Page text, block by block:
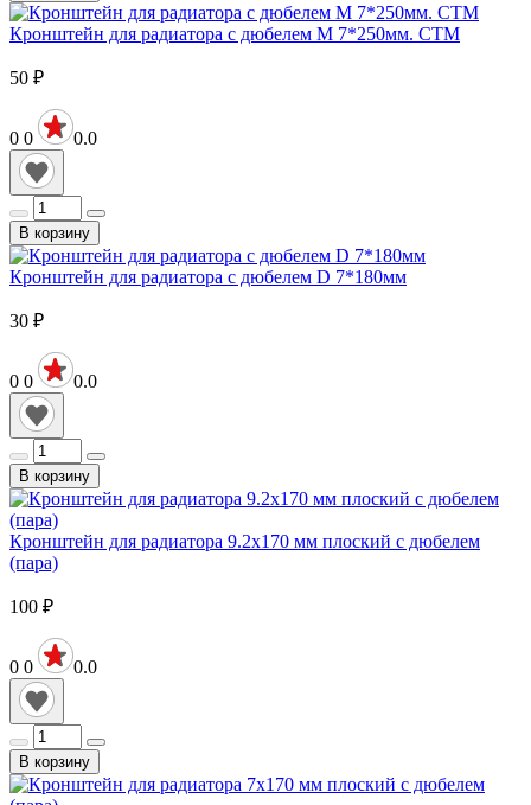
Кронштейн для радиатора с дюбелем M 7*250мм. СТМ
50 ₽
0 0 0.0
В корзину
Кронштейн для радиатора с дюбелем D 7*180мм
30 ₽
0 0 0.0
В корзину
Кронштейн для радиатора 9.2х170 мм плоский с дюбелем
(пара)
100 ₽
0 0 0.0
В корзину